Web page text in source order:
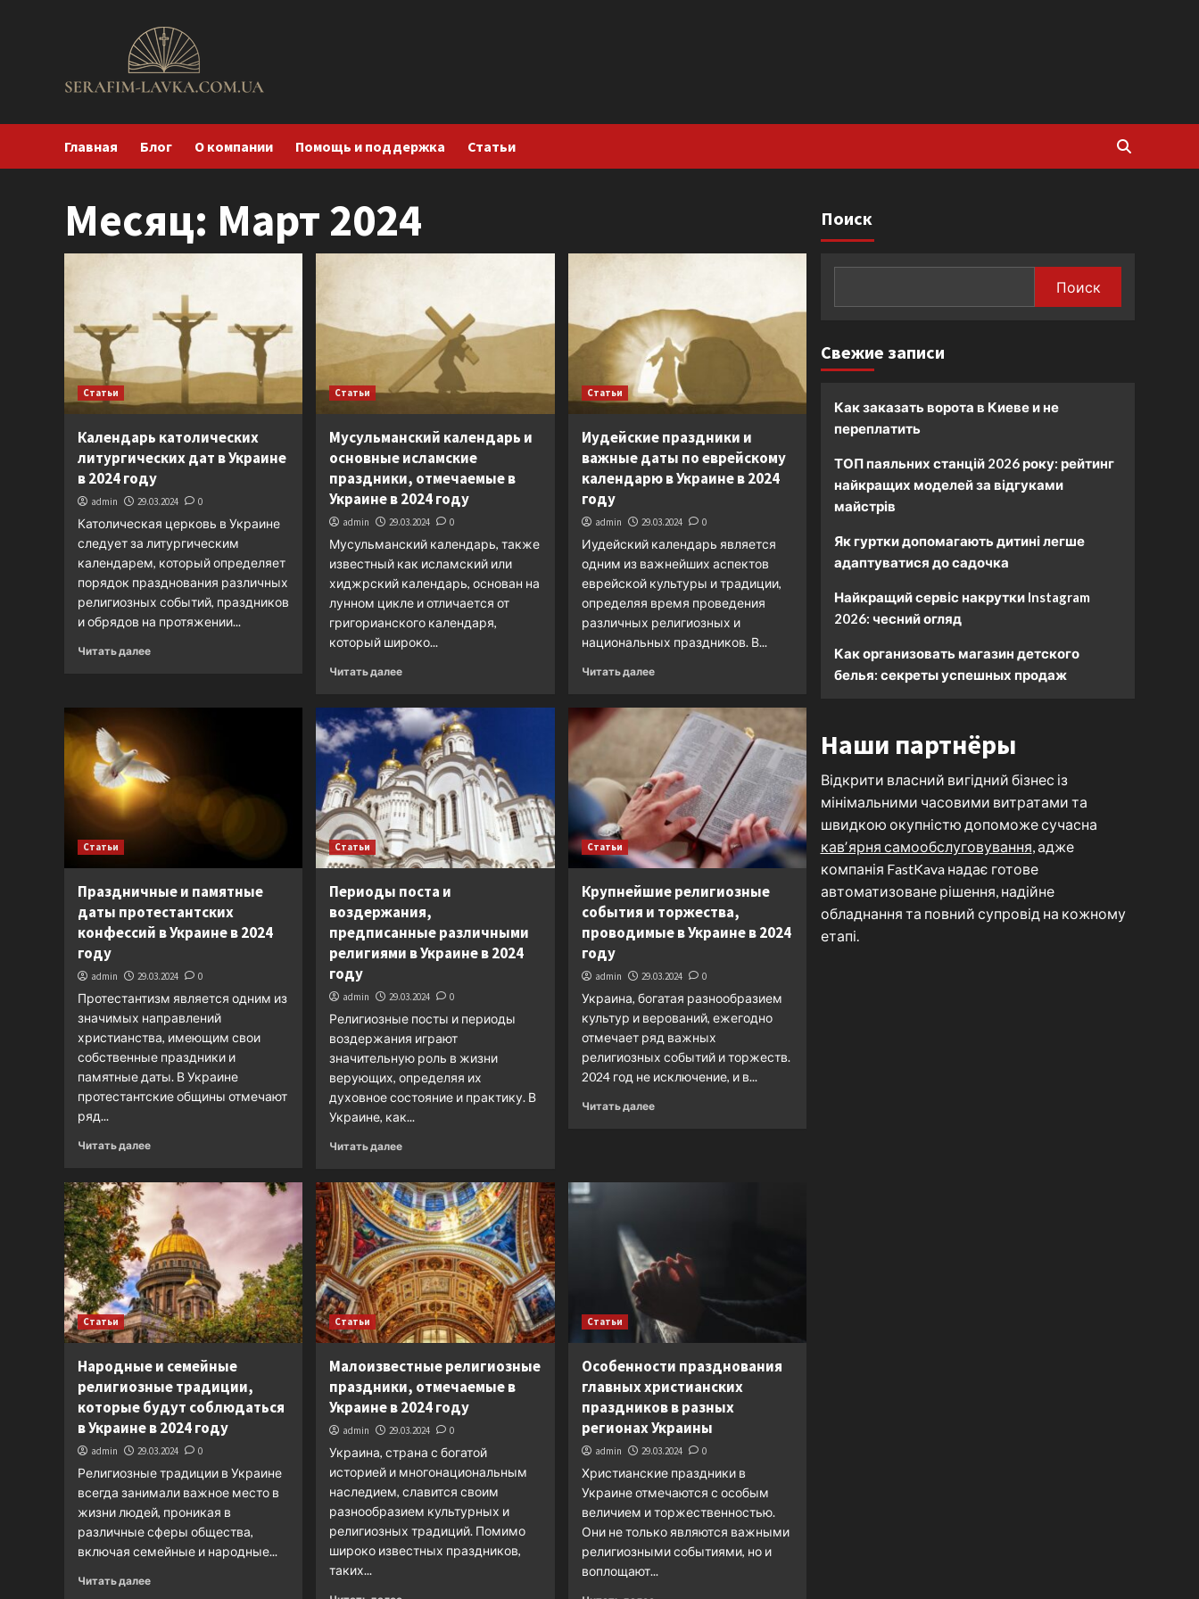
Главная Блог О компании Помощь и поддержка Статьи
Месяц: Март 2024
Статьи
Календарь католических
литургических дат в Украине
в 2024 году
admin 29.03.2024 0
Католическая церковь в Украине
следует за литургическим
календарем, который определяет
порядок празднования различных
религиозных событий, праздников
и обрядов на протяжении...
Читать далее
Статьи
Мусульманский календарь и
основные исламские
праздники, отмечаемые в
Украине в 2024 году
admin 29.03.2024 0
Мусульманский календарь, также
известный как исламский или
хиджрский календарь, основан на
лунном цикле и отличается от
григорианского календаря,
который широко...
Читать далее
Статьи
Иудейские праздники и
важные даты по еврейскому
календарю в Украине в 2024
году
admin 29.03.2024 0
Иудейский календарь является
одним из важнейших аспектов
еврейской культуры и традиции,
определяя время проведения
различных религиозных и
национальных праздников. В...
Читать далее
Статьи
Праздничные и памятные
даты протестантских
конфессий в Украине в 2024
году
admin 29.03.2024 0
Протестантизм является одним из
значимых направлений
христианства, имеющим свои
собственные праздники и
памятные даты. В Украине
протестантские общины отмечают
ряд...
Читать далее
Статьи
Периоды поста и
воздержания,
предписанные различными
религиями в Украине в 2024
году
admin 29.03.2024 0
Религиозные посты и периоды
воздержания играют
значительную роль в жизни
верующих, определяя их
духовное состояние и практику. В
Украине, как...
Читать далее
Статьи
Крупнейшие религиозные
события и торжества,
проводимые в Украине в 2024
году
admin 29.03.2024 0
Украина, богатая разнообразием
культур и верований, ежегодно
отмечает ряд важных
религиозных событий и торжеств.
2024 год не исключение, и в...
Читать далее
Статьи
Народные и семейные
религиозные традиции,
которые будут соблюдаться
в Украине в 2024 году
admin 29.03.2024 0
Религиозные традиции в Украине
всегда занимали важное место в
жизни людей, проникая в
различные сферы общества,
включая семейные и народные...
Читать далее
Статьи
Малоизвестные религиозные
праздники, отмечаемые в
Украине в 2024 году
admin 29.03.2024 0
Украина, страна с богатой
историей и многонациональным
наследием, славится своим
разнообразием культурных и
религиозных традиций. Помимо
широко известных праздников,
таких...
Статьи
Особенности празднования
главных христианских
праздников в разных
регионах Украины
admin 29.03.2024 0
Христианские праздники в
Украине отмечаются с особым
величием и торжественностью.
Они не только являются важными
религиозными событиями, но и
воплощают...
Поиск
Поиск
Свежие записи
Как заказать ворота в Киеве и не
переплатить
ТОП паяльних станцій 2026 року: рейтинг
найкращих моделей за відгуками
майстрів
Як гуртки допомагають дитині легше
адаптуватися до садочка
Найкращий сервіс накрутки Instagram
2026: чесний огляд
Как организовать магазин детского
белья: секреты успешных продаж
Наши партнёры
Відкрити власний вигідний бізнес із
мінімальними часовими витратами та
швидкою окупністю допоможе сучасна
кавʼярня самообслуговування, адже
компанія FastKava надає готове
автоматизоване рішення, надійне
обладнання та повний супровід на кожному
етапі.